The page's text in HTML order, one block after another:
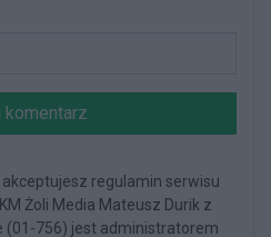
komentarz
regulamin serwisu
Żoli Media Mateusz Durik z
(01-756) jest administratorem